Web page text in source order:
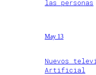
las personas
May 13
Nuevos
Artificial